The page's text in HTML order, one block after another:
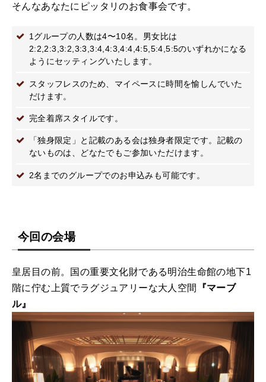
そんなあなたにピッタリのお食事会です。
1グループの人数は4〜10名。男女比は
2:2,2:3,3:2,3:3,3:4,4:3,4:4,4:5,5:4,5:5のいずれかになる
ようにセッティングいたします。
スタッフレスのため、マイペースに時間を愉しんでいた
だけます。
完全着席スタイルです。
「独身限定」と記載のある会は独身者限定です。記載の
ないものは、どなたでもご参加いただけます。
2名までのグループでのお申込みも可能です。
今回の会場
皇居目の前。国の重要文化財である明治生命館の地下1
階に佇む上質でラグジュアリーな大人空間
『マーブ
ル』